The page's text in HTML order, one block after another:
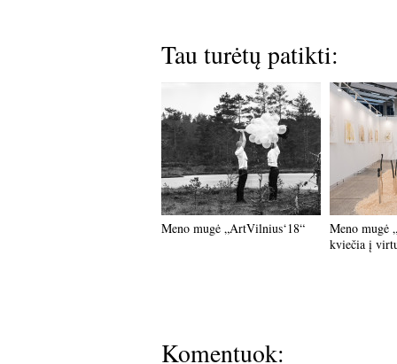
Tau turėtų patikti:
Meno mugė „ArtVilnius‘18“
Meno mugė
kviečia į
Komentuok: